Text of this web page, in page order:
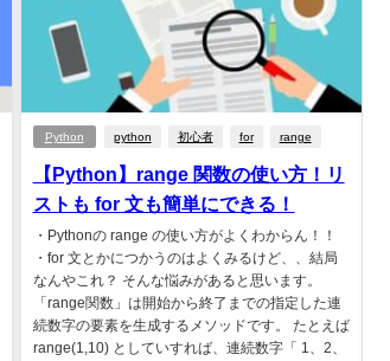
Python python 初心者 for range
【Python】range 関数の使い方！リ
ストも for 文も簡単にできる！
・Pythonの range の使い方がよくわからん！！
・for 文とかにつかうのはよくみるけど、、結局
なんやこれ？ そんな悩みがあると思います。
「range関数」は開始から終了までの指定した連
続数字の要素を生成するメソッドです。 たとえば
range(1,10) としていすれば、連続数字「 1、2、